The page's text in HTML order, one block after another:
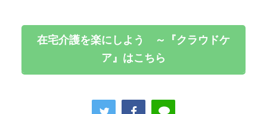
在宅介護を楽にしよう ～『クラウドケ
ア』はこちら